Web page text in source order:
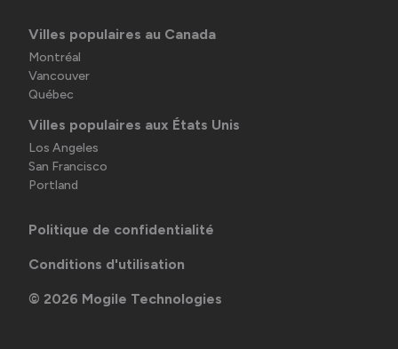
Villes populaires au Canada
Montréal
Vancouver
Québec
Villes populaires aux États Unis
Los Angeles
San Francisco
Portland
Politique de confidentialité
Conditions d'utilisation
© 2026 Mogile Technologies